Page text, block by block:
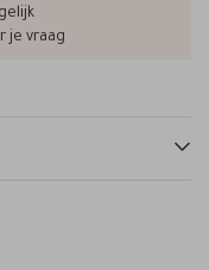
je vraag